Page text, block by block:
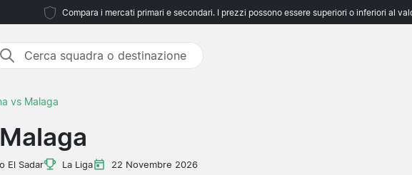
Compara i mercati primari e secondari. I prezzi possono essere superiori o inferiori al
vs Malaga
El Sadar La Liga 22 Novembre 2026